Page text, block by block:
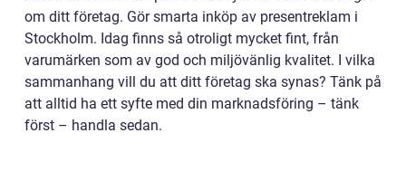
om ditt företag. Gör smarta inköp av presentreklam i
Stockholm. Idag finns så otroligt mycket fint, från
varumärken som av god och miljövänlig kvalitet. I vilka
sammanhang vill du att ditt företag ska synas? Tänk på
att alltid ha ett syfte med din marknadsföring – tänk
först – handla sedan.